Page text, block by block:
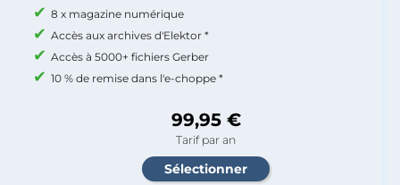
8 x magazine numérique
Accès aux archives d'Elektor *
Accès à 5000+ fichiers Gerber
10 % de remise dans l'e-choppe *
99,95 €
Tarif par an